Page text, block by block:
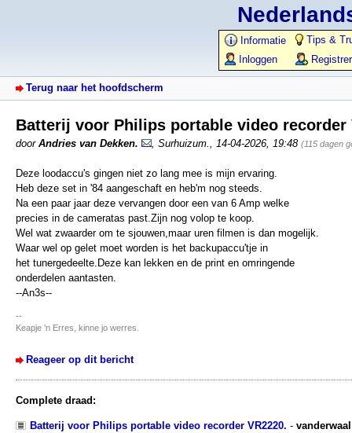
Informatie
Tips &
Inloggen
Terug naar het hoofdscherm
Batterij voor Philips portable video recorder
door Andries van Dekken. Surhuizum. 14-04-2026, 19:48 (115 dagen
Deze loodaccu's gingen niet zo lang mee is mijn ervaring.
Heb deze set in '84 aangeschaft en heb'm nog steeds.
Na een paar jaar deze vervangen door een van 6 Amp welke
precies in de cameratas past.Zijn nog volop te koop.
Wel wat zwaarder om te sjouwen,maar uren filmen is dan mogelijk.
Waar wel op gelet moet worden is het backupaccu'tje in
het tunergedeelte.Deze kan lekken en de print en omringende
onderdelen aantasten.
--An3s--
--
Keapje 'n Erres, kinne jo werres.
Reageer op dit bericht
Complete draad:
Batterij voor Philips portable video recorder VR2220. - vanderwaal